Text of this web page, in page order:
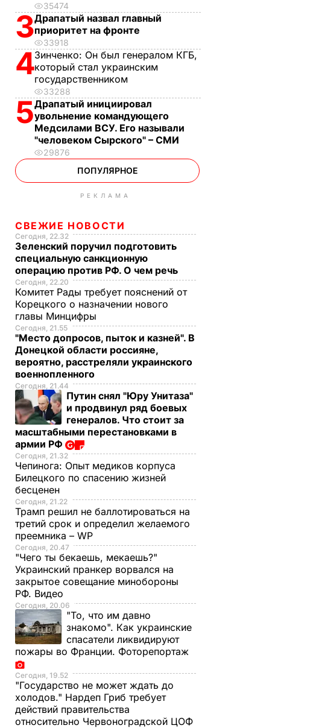
35474
3Драпатый назвал главный
приоритет на фронте
33918
4Зинченко: Он был генералом КГБ,
который стал украинским
государственником
33288
5Драпатый инициировал
увольнение командующего
Медсилами ВСУ. Его называли
"человеком Сырского" – СМИ
29876
ПОПУЛЯРНОЕ
РЕКЛАМА
СВЕЖИЕ НОВОСТИ
Сегодня, 22.32
Зеленский поручил подготовить
специальную санкционную
операцию против РФ. О чем речь
Сегодня, 22.20
Комитет Рады требует пояснений от
Корецкого о назначении нового
главы Минцифры
Сегодня, 21.55
"Место допросов, пыток и казней". В
Донецкой области россияне,
вероятно, расстреляли украинского
военнопленного
Сегодня, 21.44
Путин снял "Юру Унитаза"
и продвинул ряд боевых
генералов. Что стоит за
масштабными перестановками в
армии РФ
Сегодня, 21.32
Чепинога: Опыт медиков корпуса
Билецкого по спасению жизней
бесценен
Сегодня, 21.22
Трамп решил не баллотироваться на
третий срок и определил желаемого
преемника – WP
Сегодня, 20.47
"Чего ты бекаешь, мекаешь?"
Украинский пранкер ворвался на
закрытое совещание минобороны
РФ. Видео
Сегодня, 20.06
"То, что им давно
знакомо". Как украинские
спасатели ликвидируют
пожары во Франции. Фоторепортаж
Сегодня, 19.52
"Государство не может ждать до
холодов." Нардеп Гриб требует
действий правительства
относительно Червоноградской ЦОФ